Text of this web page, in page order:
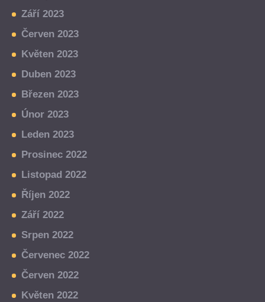
Září 2023
Červen 2023
Květen 2023
Duben 2023
Březen 2023
Únor 2023
Leden 2023
Prosinec 2022
Listopad 2022
Říjen 2022
Září 2022
Srpen 2022
Červenec 2022
Červen 2022
Květen 2022